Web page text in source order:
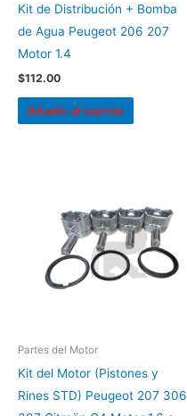
Kit de Distribución + Bomba
de Agua Peugeot 206 207
Motor 1.4
$112.00
Añadir al carrito
Partes del Motor
Kit del Motor (Pistones y
Rines STD) Peugeot 207 306